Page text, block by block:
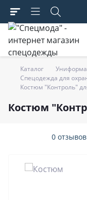
Каталог
Униформа
Спецодежда для
Костюм "Контроль"
Костюм
0 отзывов